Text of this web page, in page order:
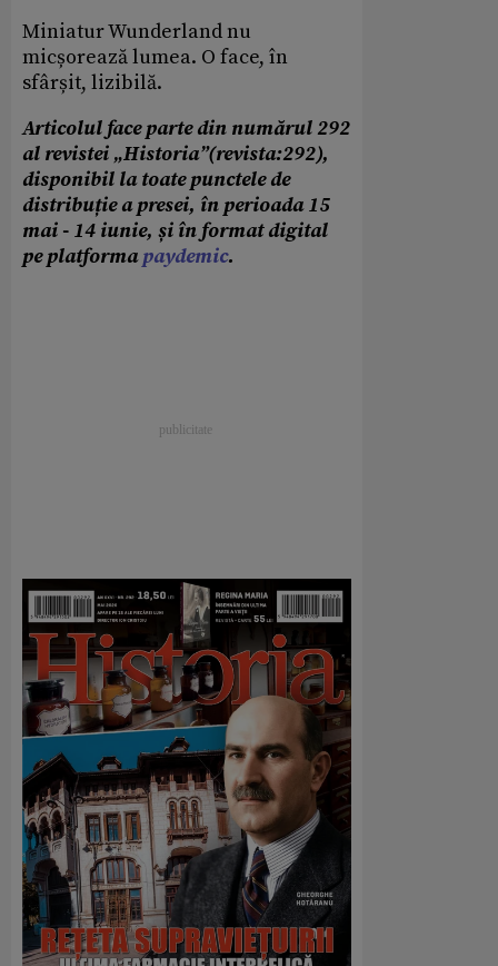
Miniatur Wunderland nu
micșorează lumea. O face, în
sfârșit, lizibilă.
Articolul face parte din numărul 292
al revistei „Historia”(revista:292),
disponibil la toate punctele de
distribuție a presei, în perioada 15
mai - 14 iunie, și în format digital
pe platformapaydemic.